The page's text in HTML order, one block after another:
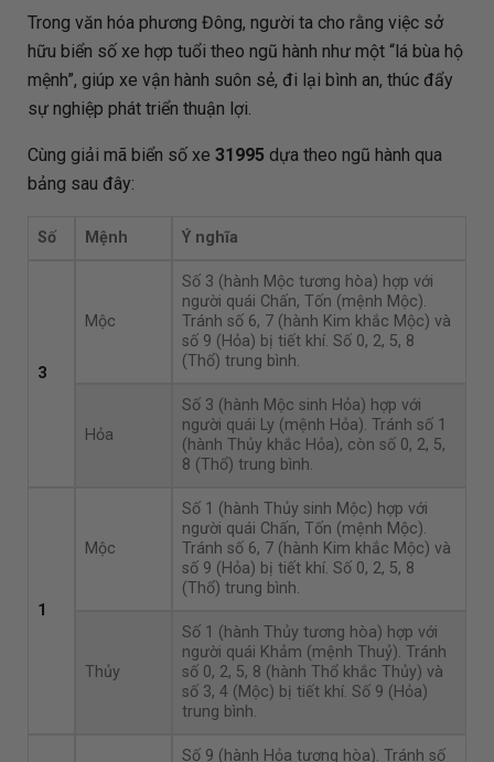
Trong văn hóa phương Đông, người ta cho rằng việc sở
hữu biển số xe hợp tuổi theo ngũ hành như một “lá bùa hộ
mệnh”, giúp xe vận hành suôn sẻ, đi lại bình an, thúc đẩy
sự nghiệp phát triển thuận lợi.
Cùng giải mã biển số xe 31995 dựa theo ngũ hành qua
bảng sau đây:
Số Mệnh Ý nghĩa
3
Mộc
Số 3 (hành Mộc tương hòa) hợp với
người quái Chấn, Tốn (mệnh Mộc).
Tránh số 6, 7 (hành Kim khắc Mộc) và
số 9 (Hỏa) bị tiết khí. Số 0, 2, 5, 8
(Thổ) trung bình.
Hỏa
Số 3 (hành Mộc sinh Hỏa) hợp với
người quái Ly (mệnh Hỏa). Tránh số 1
(hành Thủy khắc Hỏa), còn số 0, 2, 5,
8 (Thổ) trung bình.
1
Mộc
Số 1 (hành Thủy sinh Mộc) hợp với
người quái Chấn, Tốn (mệnh Mộc).
Tránh số 6, 7 (hành Kim khắc Mộc) và
số 9 (Hỏa) bị tiết khí. Số 0, 2, 5, 8
(Thổ) trung bình.
Thủy
Số 1 (hành Thủy tương hòa) hợp với
người quái Khảm (mệnh Thuỷ). Tránh
số 0, 2, 5, 8 (hành Thổ khắc Thủy) và
số 3, 4 (Mộc) bị tiết khí. Số 9 (Hỏa)
trung bình.
Số 9 (hành Hỏa tương hòa). Tránh số